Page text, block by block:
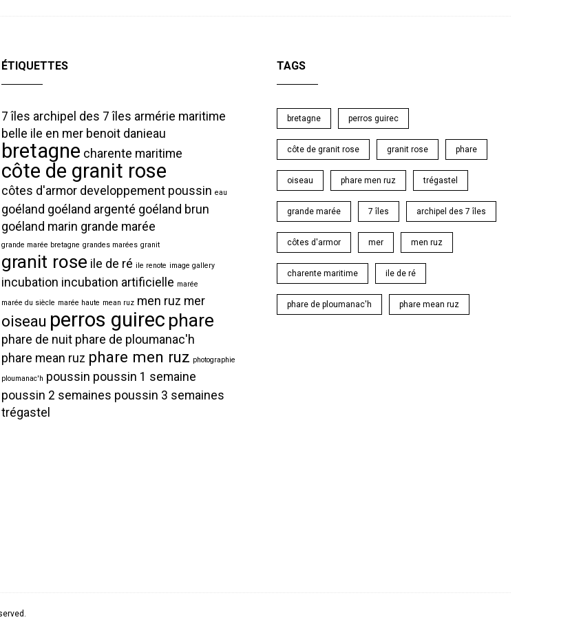
ÉTIQUETTES
7 îles archipel des 7 îles armérie maritime
belle ile en mer benoit danieau
bretagne charente maritime
côte de granit rose
côtes d'armor developpement poussin eau
goéland goéland argenté goéland brun
goéland marin grande marée
grande marée bretagne grandes marées granit
granit rose ile de ré ile renote image gallery
incubation incubation artificielle marée
marée du siècle marée haute mean ruz men ruz mer
oiseau perros guirec phare
phare de nuit phare de ploumanac'h
phare mean ruz phare men ruz photographie
ploumanac'h poussin poussin 1 semaine
poussin 2 semaines poussin 3 semaines
trégastel
TAGS
bretagne perros guirec
côte de granit rose granit rose phare
oiseau phare men ruz trégastel
grande marée 7 îles archipel des 7 îles
côtes d'armor mer men ruz
charente maritime ile de ré
phare de ploumanac'h phare mean ruz